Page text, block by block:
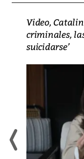
Video,
criminales,
suicidarse’